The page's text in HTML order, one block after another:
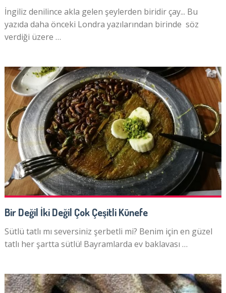
İngiliz denilince akla gelen şeylerden biridir çay... Bu
yazıda daha önceki Londra yazılarından birinde söz
verdiği üzere …
Bir Değil İki Değil Çok Çeşitli Künefe
Sütlü tatlı mı seversiniz şerbetli mi? Benim için en güzel
tatlı her şartta sütlü! Bayramlarda ev baklavası …